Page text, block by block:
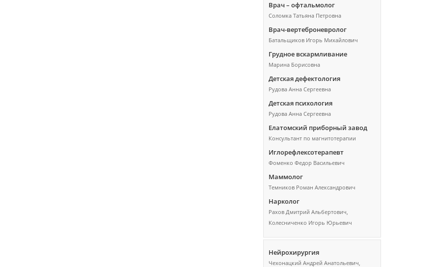
Врач – офтальмолог
Соломка Татьяна Петровна
Врач-вертеброневролог
Батальщиков Игорь Михайлович
Грудное вскармливание
Марина Борисовна
Детская дефектология
Рудова Анна Сергеевна
Детская психология
Рудова Анна Сергеевна
Елатомский приборный завод
Консультант по магнитотерапии
Иглорефлексотерапевт
Фоменко Федор Васильевич
Маммолог
Темников Роман Александрович
Нарколог
Рахов Дмитрий Альбертович,
Колесниченко Игорь Юрьевич
Нейрохирургия
Чехонацкий Андрей Анатольевич,